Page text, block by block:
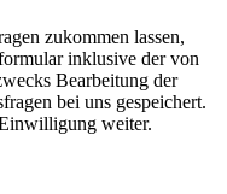
zukommen lassen,
inklusive der von
Bearbeitung der
bei uns gespeichert.
weiter.